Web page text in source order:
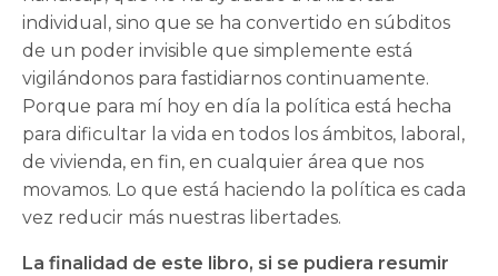
individual, sino que se ha convertido en súbditos
de un poder invisible que simplemente está
vigilándonos para fastidiarnos continuamente.
Porque para mí hoy en día la política está hecha
para dificultar la vida en todos los ámbitos, laboral,
de vivienda, en fin, en cualquier área que nos
movamos. Lo que está haciendo la política es cada
vez reducir más nuestras libertades.
La finalidad de este libro, si se pudiera resumir